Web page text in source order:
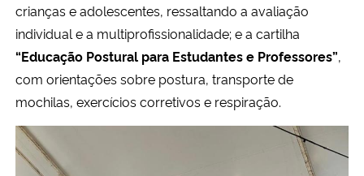
crianças e adolescentes, ressaltando a avaliação
individual e a multiprofissionalidade; e a cartilha
“Educação Postural para Estudantes e Professores”,
com orientações sobre postura, transporte de
mochilas, exercícios corretivos e respiração.